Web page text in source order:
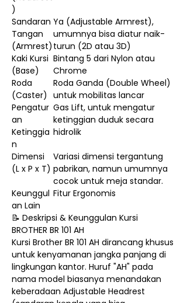
)
Sandaran
Tangan
(Armrest)
Ya (Adjustable Armrest),
umumnya bisa diatur naik-
turun (2D atau 3D)
Kaki Kursi
(Base)
Bintang 5 dari Nylon atau
Chrome
Roda
(Caster)
Roda Ganda (Double Wheel)
untuk mobilitas lancar
Pengatur
an
Ketinggia
n
Gas Lift, untuk mengatur
ketinggian duduk secara
hidrolik
Dimensi
(L x P x T)
Variasi dimensi tergantung
pabrikan, namun umumnya
cocok untuk meja standar.
Keunggul
an Lain
Fitur Ergonomis
📝 Deskripsi & Keunggulan Kursi
BROTHER BR 101 AH
Kursi Brother BR 101 AH dirancang khusus
untuk kenyamanan jangka panjang di
lingkungan kantor. Huruf "AH" pada
nama model biasanya menandakan
keberadaan Adjustable Headrest